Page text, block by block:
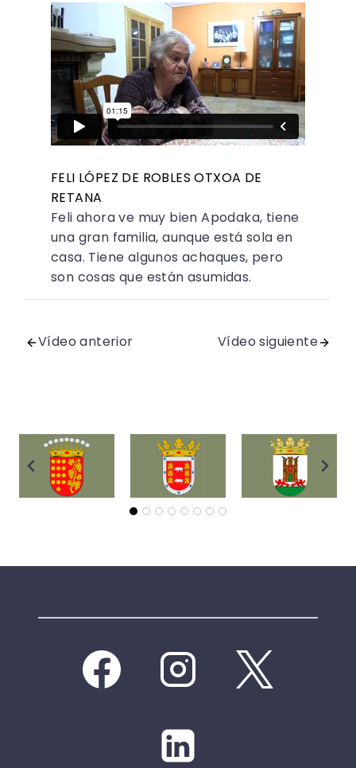
FELI LÓPEZ DE ROBLES OTXOA DE
RETANA
Feli ahora ve muy bien Apodaka, tiene
una gran familia, aunque está sola en
casa. Tiene algunos achaques, pero
son cosas que están asumidas.
Vídeo anterior Vídeo siguiente